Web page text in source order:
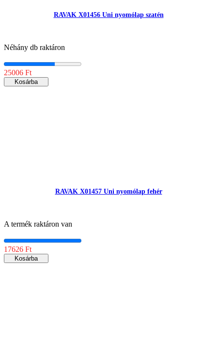
RAVAK X01456 Uni nyomólap szatén
Néhány db raktáron
25006 Ft
Kosárba
RAVAK X01457 Uni nyomólap fehér
A termék raktáron van
17626 Ft
Kosárba